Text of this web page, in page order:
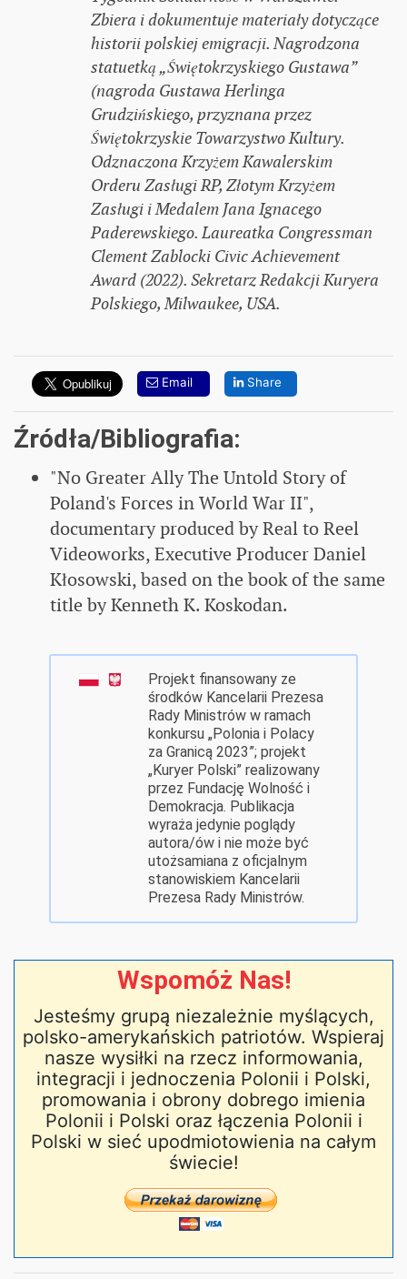
Zbiera i dokumentuje materiały dotyczące
historii polskiej emigracji. Nagrodzona
statuetką „Świętokrzyskiego Gustawa”
(nagroda Gustawa Herlinga
Grudzińskiego, przyznana przez
Świętokrzyskie Towarzystwo Kultury.
Odznaczona Krzyżem Kawalerskim
Orderu Zasługi RP, Złotym Krzyżem
Zasługi i Medalem Jana Ignacego
Paderewskiego. Laureatka Congressman
Clement Zablocki Civic Achievement
Award (2022). Sekretarz Redakcji Kuryera
Polskiego, Milwaukee, USA.
Email Share
Źródła/Bibliografia:
"No Greater Ally The Untold Story of
Poland's Forces in World War II",
documentary produced by Real to Reel
Videoworks, Executive Producer Daniel
Kłosowski, based on the book of the same
title by Kenneth K. Koskodan.
Projekt finansowany ze
środków Kancelarii Prezesa
Rady Ministrów w ramach
konkursu „Polonia i Polacy
za Granicą 2023”; projekt
„Kuryer Polski” realizowany
przez Fundację Wolność i
Demokracja. Publikacja
wyraża jedynie poglądy
autora/ów i nie może być
utożsamiana z oficjalnym
stanowiskiem Kancelarii
Prezesa Rady Ministrów.
Wspomóż Nas!
Jesteśmy grupą niezależnie myślących,
polsko-amerykańskich patriotów. Wspieraj
nasze wysiłki na rzecz informowania,
integracji i jednoczenia Polonii i Polski,
promowania i obrony dobrego imienia
Polonii i Polski oraz łączenia Polonii i
Polski w sieć upodmiotowienia na całym
świecie!